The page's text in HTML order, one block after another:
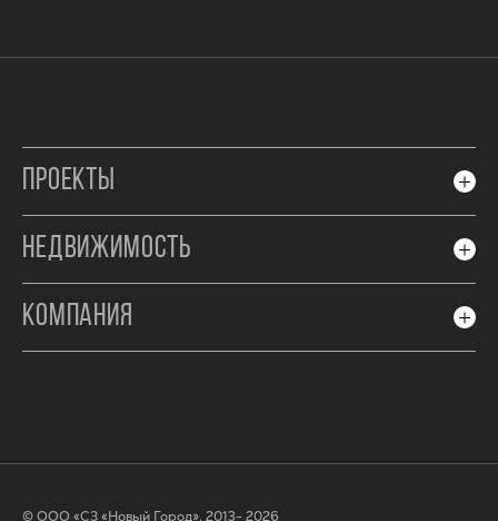
ПРОЕКТЫ
НЕДВИЖИМОСТЬ
КОМПАНИЯ
© ООО «СЗ «Новый Город», 2013- 2026